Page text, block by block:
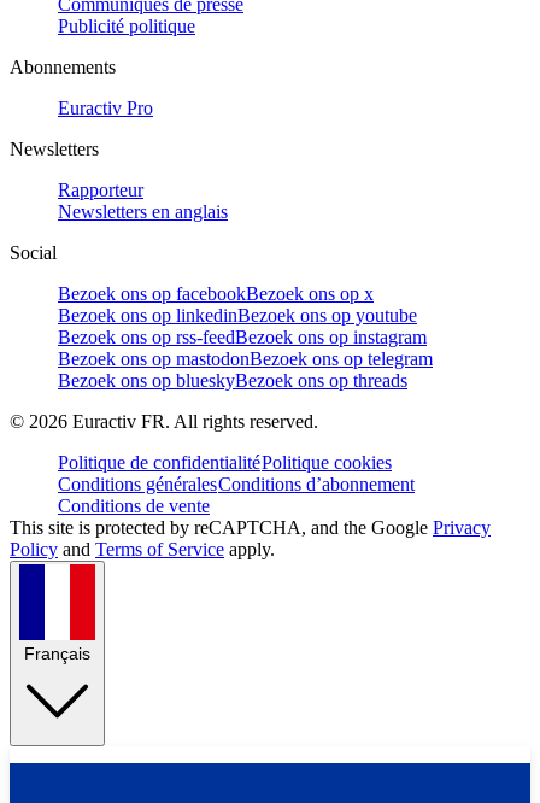
Communiqués de presse
Publicité politique
Abonnements
Euractiv Pro
Newsletters
Rapporteur
Newsletters en anglais
Social
Bezoek ons op facebookBezoek ons op x
Bezoek ons op linkedinBezoek ons op youtube
Bezoek ons op rss-feedBezoek ons op instagram
Bezoek ons op mastodonBezoek ons op telegram
Bezoek ons op blueskyBezoek ons op threads
© 2026 Euractiv FR. All rights reserved.
Politique de confidentialitéPolitique cookies
Conditions généralesConditions d’abonnement
Conditions de vente
This site is protected by reCAPTCHA, and the Google Privacy
Policy and Terms of Service apply.
Français